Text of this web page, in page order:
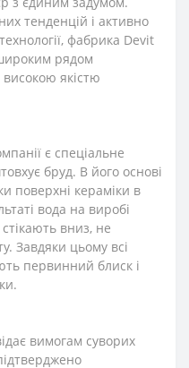
тенденцій і активно
фабрика Devit
рядом
високою якістю
є спеціальне
бруд. В його основі
поверхні кераміки в
вода на виробі
вниз, не
Завдяки цьому всі
первинний блиск і
вимогам суворих